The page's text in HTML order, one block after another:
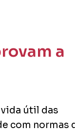
a
útil das
com normas